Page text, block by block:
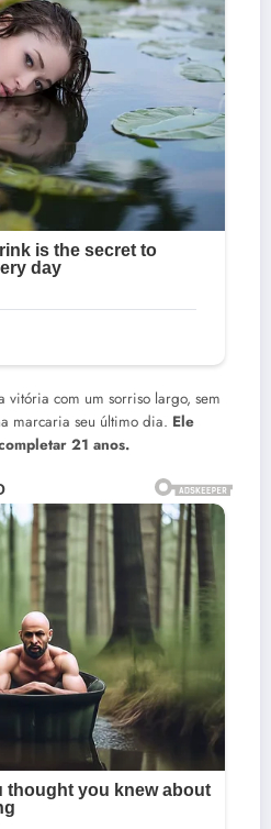
vitória com um sorriso largo, sem
marcaria seu último dia. Ele
21 anos.